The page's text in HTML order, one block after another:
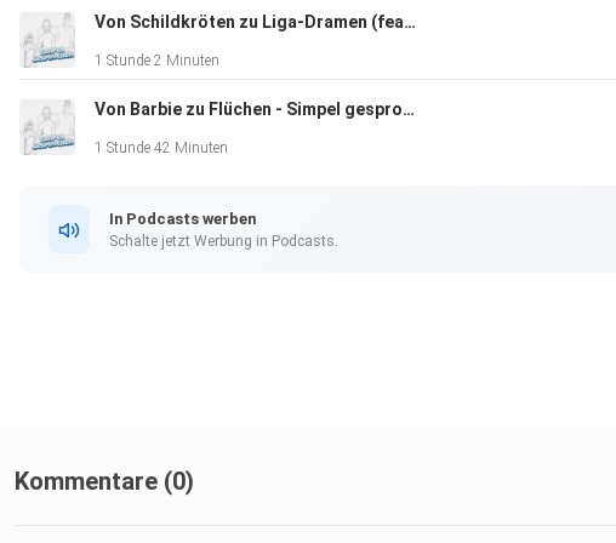
Von Schildkröten zu Liga-Dramen (feat. MarcelYangu) - Simpel gesprochen #10
1 Stunde 2 Minuten
Von Barbie zu Flüchen - Simpel gesprochen #9
1 Stunde 42 Minuten
In Podcasts werben
Schalte jetzt Werbung in Podcasts.
Kommentare (0)